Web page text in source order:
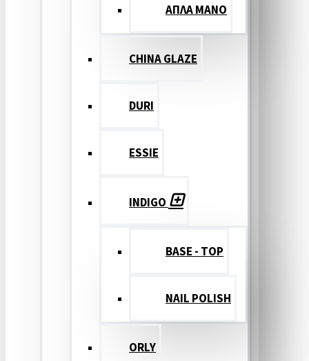
ΑΠΛΑ ΜΑΝΟ
CHINA GLAZE
DURI
ESSIE
INDIGO
BASE - TOP
NAIL POLISH
ORLY